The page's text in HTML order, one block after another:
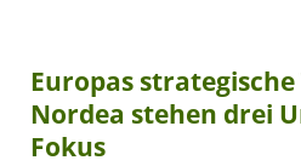
Europas strategische
Nordea stehen drei
Fokus